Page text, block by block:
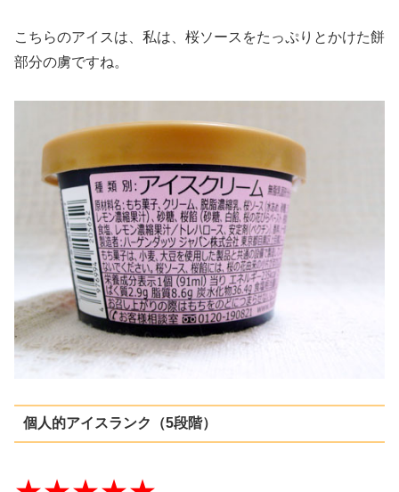
こちらのアイスは、私は、桜ソースをたっぷりとかけた餅
部分の虜ですね。
個人的アイスランク（5段階）